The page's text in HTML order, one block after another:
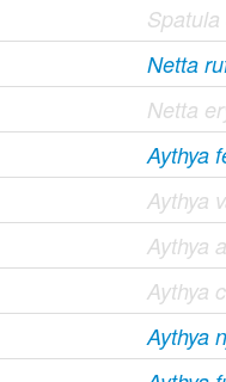
Netta
Netta
Aythya
Aythya
Aythya
Aythya
Aythya